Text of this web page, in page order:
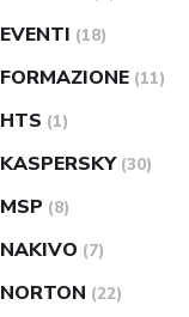
EVENTI (18)
FORMAZIONE (11)
HTS (1)
KASPERSKY (30)
MSP (8)
NAKIVO (7)
NORTON (22)